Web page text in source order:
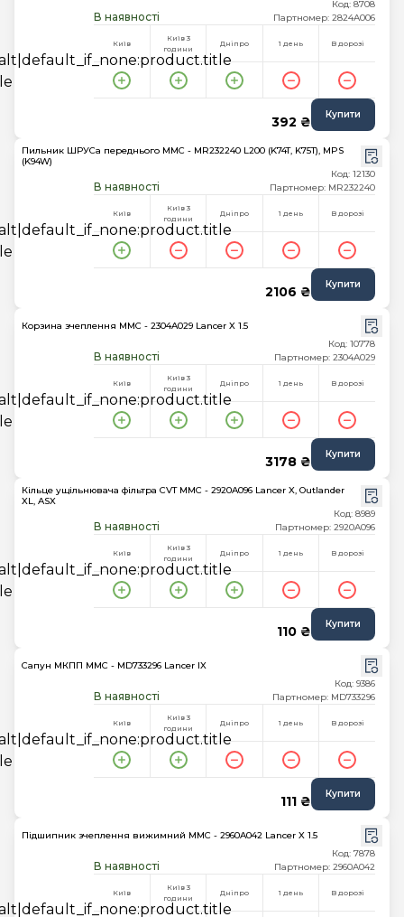
В наявності
Код: 8708
Партномер: 2824A006
Київ
Київ 3
години
Дніпро 1 день В дорозі
392 ₴ Купити
Пильник ШРУСа переднього MMC - MR232240 L200 (K74T, K75T), MPS
(K94W)
В наявності
Код: 12130
Партномер: MR232240
Київ
Київ 3
години
Дніпро 1 день В дорозі
2106 ₴ Купити
Корзина зчеплення MMC - 2304A029 Lancer X 1.5
В наявності
Код: 10778
Партномер: 2304A029
Київ
Київ 3
години
Дніпро 1 день В дорозі
3178 ₴ Купити
Кільце ущільнювача фільтра CVT MMC - 2920A096 Lancer X, Outlander
XL, ASX
В наявності
Код: 8989
Партномер: 2920A096
Київ
Київ 3
години
Дніпро 1 день В дорозі
110 ₴ Купити
Сапун МКПП MMC - MD733296 Lancer IX
В наявності
Код: 9386
Партномер: MD733296
Київ
Київ 3
години
Дніпро 1 день В дорозі
111 ₴ Купити
Підшипник зчеплення вижимний MMC - 2960A042 Lancer X 1.5
В наявності
Код: 7878
Партномер: 2960A042
Київ
Київ 3
години
Дніпро 1 день В дорозі